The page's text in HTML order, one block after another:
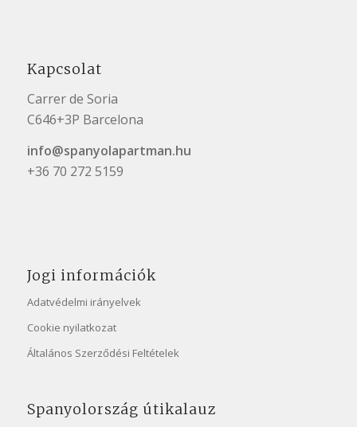
Kapcsolat
Carrer de Soria
C646+3P Barcelona
info@spanyolapartman.hu
+36 70 272 5159
Jogi információk
Adatvédelmi irányelvek
Cookie nyilatkozat
Általános Szerződési Feltételek
Spanyolország útikalauz